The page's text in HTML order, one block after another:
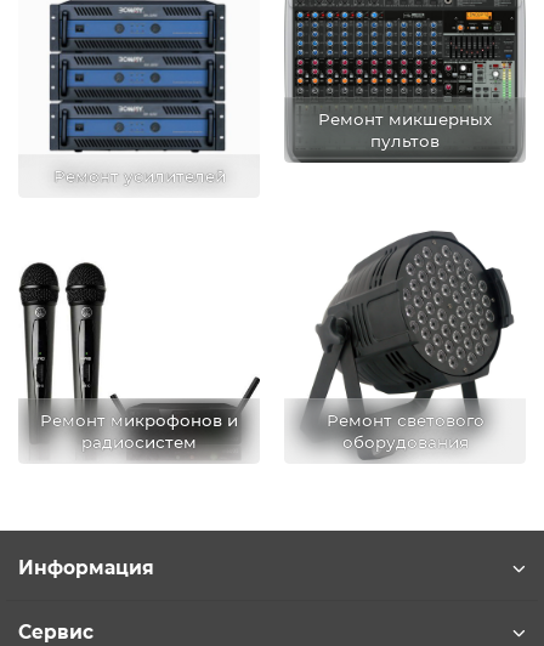
Ремонт усилителей
Ремонт микшерных
пультов
Ремонт микрофонов и
радиосистем
Ремонт светового
оборудования
Информация
Сервис